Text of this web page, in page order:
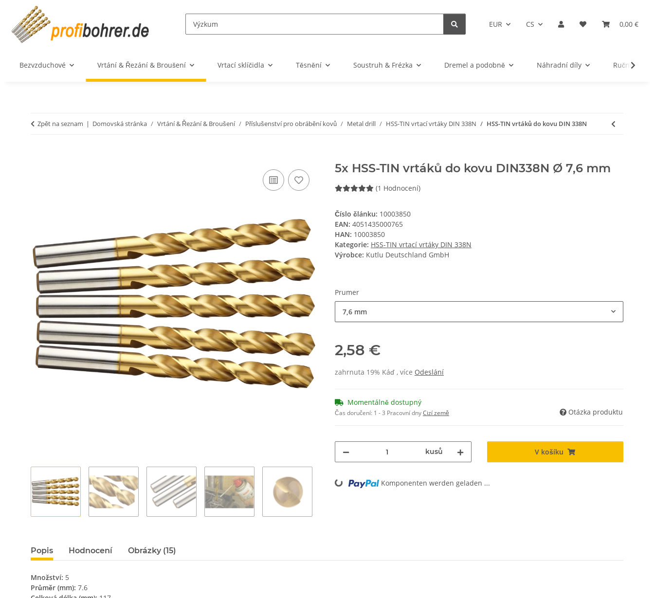
EUR CS 0,00 €
Bezvzduchové Vrtání & Řezání & Broušení Vrtací sklíčidla Těsnění Soustruh & Frézka Dremel a podobně Náhradní díly Ruční nářadí
Zpět na seznam Domovská stránka Vrtání & Řezání & Broušení Příslušenství pro obrábění kovů Metal drill HSS-TIN vrtací vrtáky DIN 338N HSS-TIN vrtáků do kovu DIN 338N
5x HSS-TIN vrtáků do kovu DIN338N Ø 7,6 mm
(1 Hodnocení)
Číslo článku: 10003850
EAN: 4051435000765
HAN: 10003850
Kategorie: HSS-TIN vrtací vrtáky DIN 338N
Výrobce: Kutlu Deutschland GmbH
Prumer
7,6 mm
2,58 €
zahrnuta 19% Káď , více Odeslání
Momentálně dostupný
Čas doručení: 1 - 3 Pracovní dnyCizí země Otázka produktu
kusů V košíku
Loading... Komponenten werden geladen ...
Popis Hodnocení Obrázky (15)
Množství: 5
Průměr (mm): 7.6